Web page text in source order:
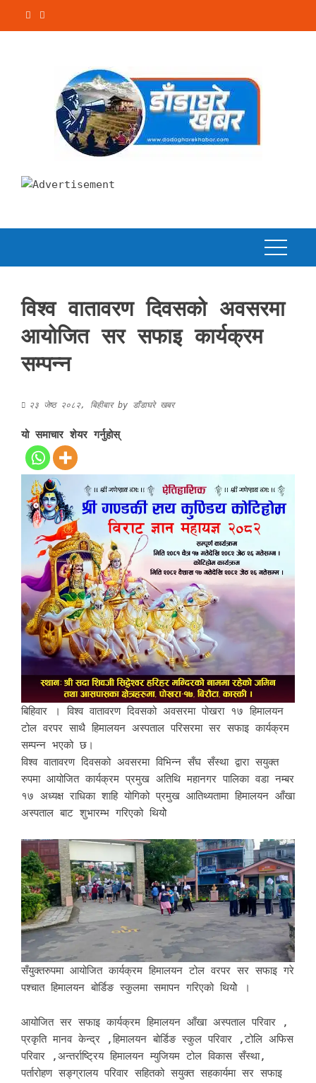
विश्व वातावरण दिवसको अवसरमा
आयोजित सर सफाइ कार्यक्रम
सम्पन्न
२३ जेष्ठ २०८२, बिहीबारby डाँडाघरे खबर
यो समाचार शेयर गर्नुहोस्
बिहिवार । विश्व वातावरण दिवसको अवसरमा पोखरा १७ हिमालयन
टोल वरपर साथै हिमालयन अस्पताल परिसरमा सर सफाइ कार्यक्रम
सम्पन्न भएको छ।
विश्व वातावरण दिवसको अवसरमा विभिन्न सँघ सँस्था द्वारा सयुक्त
रुपमा आय‍ोजित कार्यक्रम प्रमुख अतिथि महानगर पालिका वडा नम्बर
१७ अध्यक्ष राधिका शाहि य‍ोगिको प्रमुख आतिथ्यतामा हिमालयन आँखा
अस्पताल बाट शुभारम्भ गरिएको थियोे
सँयुक्तरुपमा आयोजित कार्यक्रम हिमालयन टोल वरपर सर सफाइ गरे
पश्चात हिमालयन बोर्डिङ स्कुलमा समापन गरिएको थियोे ।
आयोजित सर सफाइ कार्यक्रम हिमालयन आँखा अस्पताल परिवार ,
प्रकृति मानव केन्द्र ,हिमालयन बोर्डिङ स्कुल परिवार ,टोलि अफिस
परिवार ,अन्तर्राष्ट्रिय हिमालयन म्युजियम टोल विकास सँस्था,
पर्तारोहण सङ्ग्रालय परिवार सहितको सयुक्त सहकार्यमा सर सफाइ